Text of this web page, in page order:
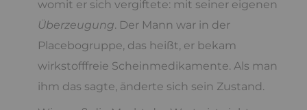
womit er sich vergiftete: mit seiner eigenen
Überzeugung. Der Mann war in der
Placebogruppe, das heißt, er bekam
wirkstofffreie Scheinmedikamente. Als man
ihm das sagte, änderte sich sein Zustand.